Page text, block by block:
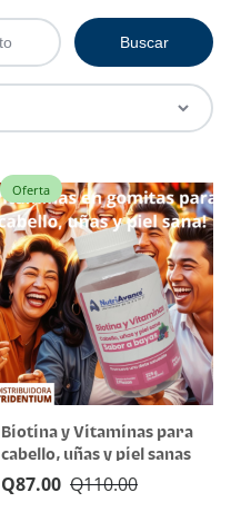
Oferta
Biotina y Vitaminas para
cabello, uñas y piel sanas
Q110.00
Q87.00